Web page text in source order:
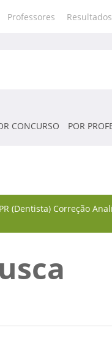
Professores
CONCURSO POR
(Dentista) Correção